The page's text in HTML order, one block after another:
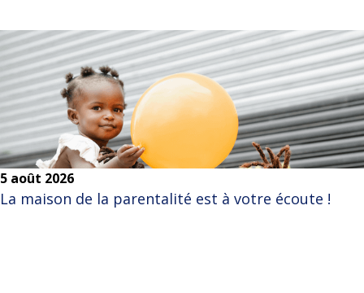
5 août 2026
La maison de la parentalité est à votre écoute !